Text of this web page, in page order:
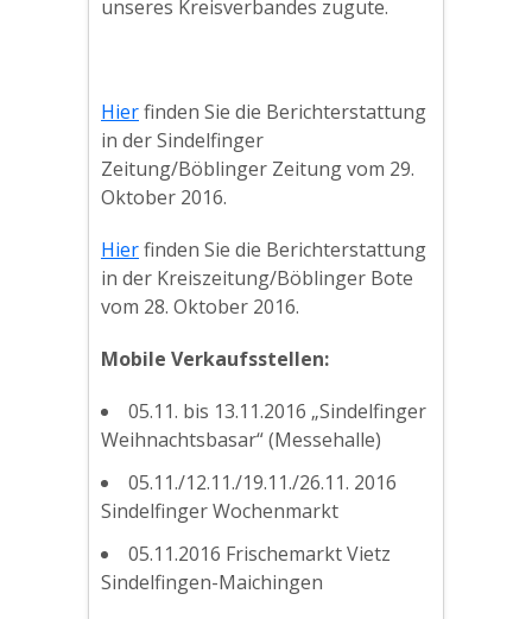
unseres Kreisverbandes zugute.
Hierfinden Sie die Berichterstattung
in der Sindelfinger
Zeitung/Böblinger Zeitung vom 29.
Oktober 2016.
Hierfinden Sie die Berichterstattung
in der Kreiszeitung/Böblinger Bote
vom 28. Oktober 2016.
Mobile Verkaufsstellen:
05.11. bis 13.11.2016 „Sindelfinger
Weihnachtsbasar“ (Messehalle)
05.11./12.11./19.11./26.11. 2016
Sindelfinger Wochenmarkt
05.11.2016 Frischemarkt Vietz
Sindelfingen-Maichingen